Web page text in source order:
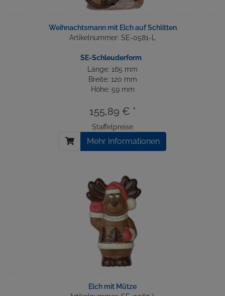
Weihnachtsmann mit Elch auf Schlitten
Artikelnummer: SE-0581-L
SE-Schleuderform
Länge: 165 mm
Breite: 120 mm
Höhe: 59 mm
155,89 € *
Staffelpreise
Mehr Informationen
Elch mit Mütze